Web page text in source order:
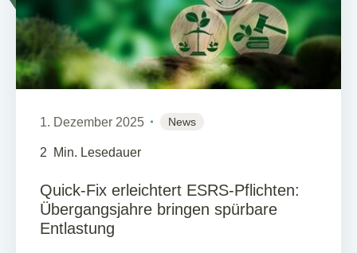
1. Dezember 2025 News
2 Min. Lesedauer
Quick-Fix erleichtert ESRS-Pflichten:
Übergangsjahre bringen spürbare
Entlastung